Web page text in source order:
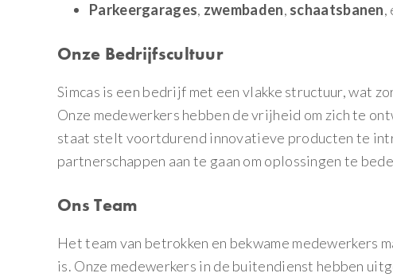
Parkeergarages, zwembaden, schaatsbanen,
Onze Bedrijfscultuur
Simcas is een bedrijf met een vlakke structuur, wat
Onze medewerkers hebben de vrijheid om zich te
staat stelt voortdurend innovatieve producten te
partnerschappen aan te gaan om oplossingen te
Ons Team
Het team van betrokken en bekwame medewerkers
is. Onze medewerkers in de buitendienst hebben